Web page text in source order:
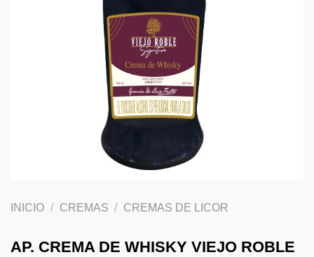
INICIO / CREMAS / CREMAS DE LICOR
AP. CREMA DE WHISKY VIEJO ROBLE